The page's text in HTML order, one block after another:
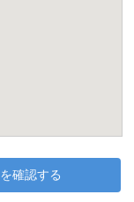
確認する